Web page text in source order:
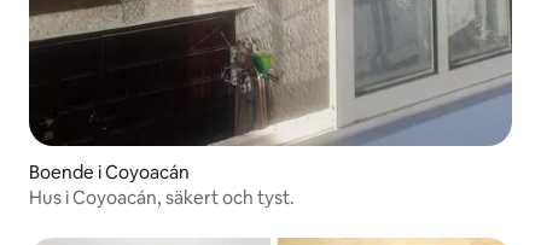
Boende i Coyoacán
Hus i Coyoacán, säkert och tyst.